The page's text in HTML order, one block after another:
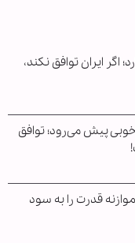
اگر ایران توافق نکند،
پیش می‌رود؛ توافق
قدرت را به سود